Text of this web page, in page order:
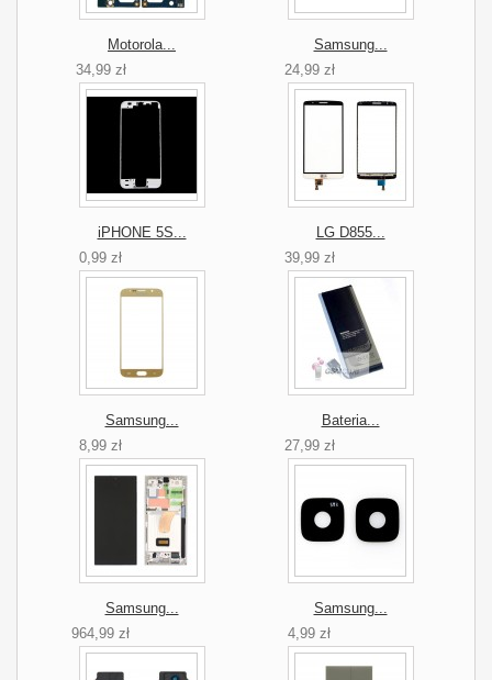
Motorola...
34,99 zł
Samsung...
24,99 zł
iPHONE 5S...
0,99 zł
LG D855...
39,99 zł
Samsung...
8,99 zł
Bateria...
27,99 zł
Samsung...
964,99 zł
Samsung...
4,99 zł